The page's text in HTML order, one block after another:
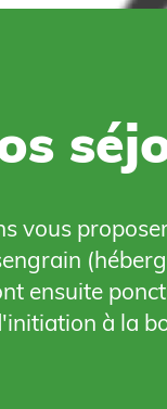
vous
ensuite
à la